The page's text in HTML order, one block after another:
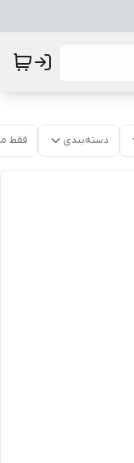
دسته‌بندی فقط